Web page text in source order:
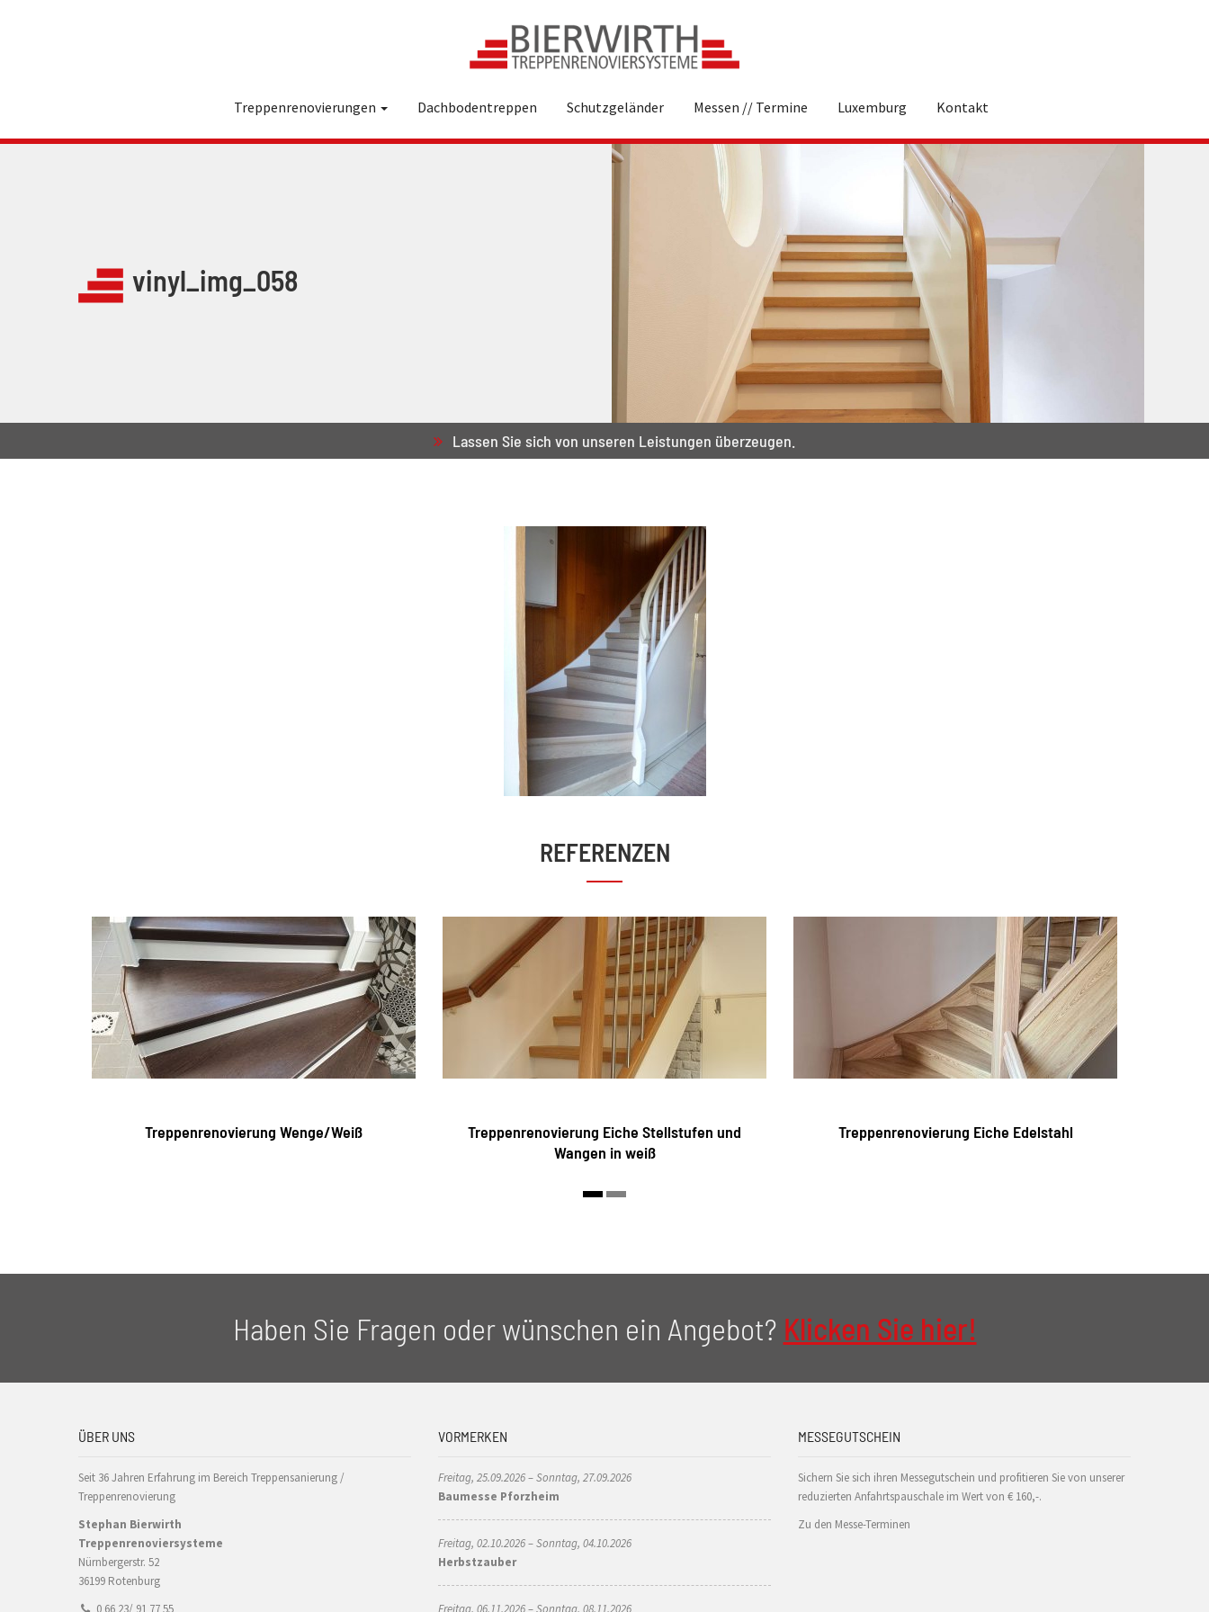
Treppenrenovierungen Dachbodentreppen Schutzgeländer Messen // Termine Luxemburg Kontakt
vinyl_img_058
Lassen Sie sich von unseren Leistungen überzeugen.
REFERENZEN
Treppenrenovierung Wenge/Weiß
Treppenrenovierung Eiche Stellstufen und
Wangen in weiß
Treppenrenovierung Eiche Edelstahl
Haben Sie Fragen oder wünschen ein Angebot? Klicken Sie hier!
ÜBER UNS
Seit 36 Jahren Erfahrung im Bereich Treppensanierung /
Treppenrenovierung
Stephan Bierwirth
Treppenrenoviersysteme
Nürnbergerstr. 52
36199 Rotenburg
0 66 23/ 91 77 55
VORMERKEN
Freitag, 25.09.2026 – Sonntag, 27.09.2026
Baumesse Pforzheim
Freitag, 02.10.2026 – Sonntag, 04.10.2026
Herbstzauber
Freitag, 06.11.2026 – Sonntag, 08.11.2026
MESSEGUTSCHEIN
Sichern Sie sich ihren Messegutschein und profitieren Sie von unserer
reduzierten Anfahrtspauschale im Wert von € 160,-.
Zu den Messe-Terminen